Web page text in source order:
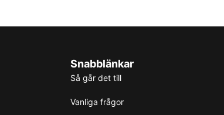
Snabblänkar
Så går det till
Vanliga frågor